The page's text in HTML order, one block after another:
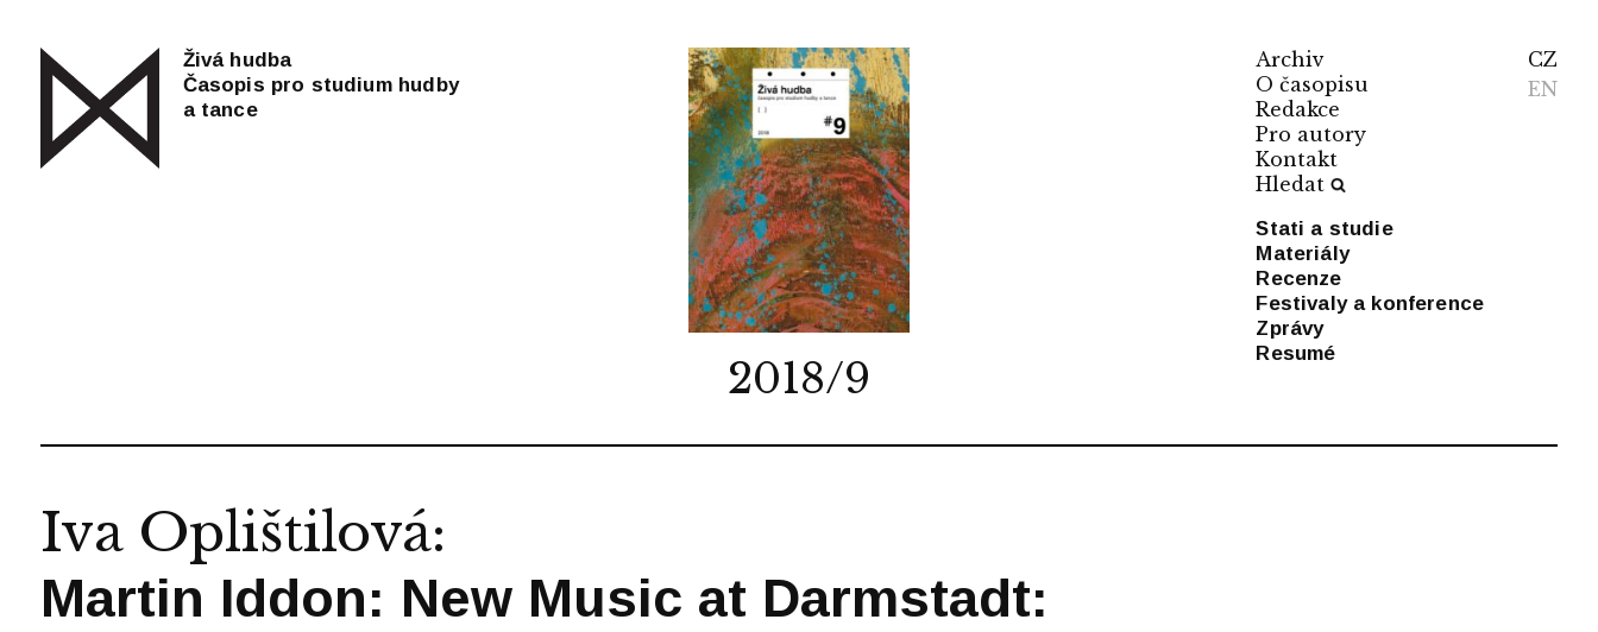
Živá hudba
Časopis pro studium hudby
a tance
2018/9
Archiv
O časopisu
Redakce
Pro autory
Kontakt
Hledat
Stati a studie
Materiály
Recenze
Festivaly a konference
Zprávy
Resumé
CZ
EN
Iva Oplištilová:
Martin Iddon: New Music at Darmstadt: